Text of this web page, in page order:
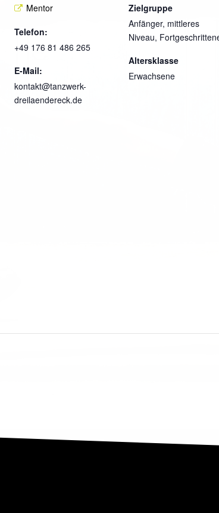
Mentor
Telefon:
+49 176 81 486 265
E-Mail:
kontakt@tanzwerk-
dreilaendereck.de
Zielgruppe
Anfänger, mittleres
Niveau,
Altersklasse
Erwachsene